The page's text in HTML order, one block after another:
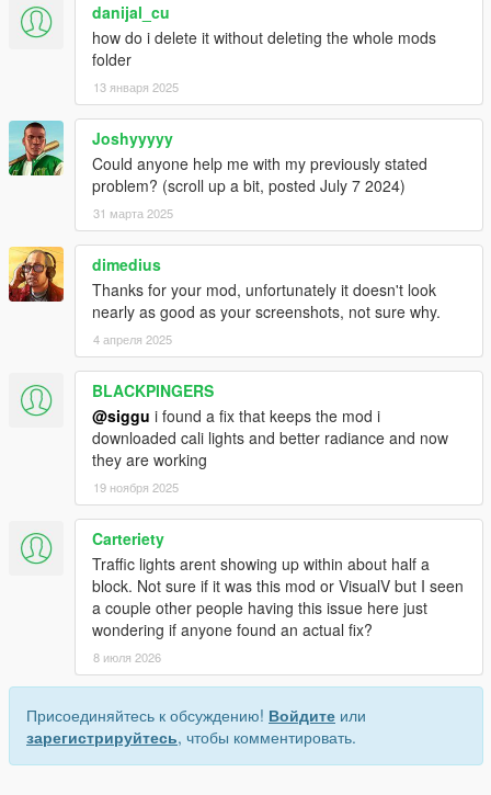
danijal_cu
how do i delete it without deleting the whole mods
folder
13 января 2025
Joshyyyyy
Could anyone help me with my previously stated
problem? (scroll up a bit, posted July 7 2024)
31 марта 2025
dimedius
Thanks for your mod, unfortunately it doesn't look
nearly as good as your screenshots, not sure why.
4 апреля 2025
BLACKPINGERS
@siggu i found a fix that keeps the mod i
downloaded cali lights and better radiance and now
they are working
19 ноября 2025
Carteriety
Traffic lights arent showing up within about half a
block. Not sure if it was this mod or VisualV but I seen
a couple other people having this issue here just
wondering if anyone found an actual fix?
8 июля 2026
Присоединяйтесь к обсуждению! Войдите или
зарегистрируйтесь, чтобы комментировать.